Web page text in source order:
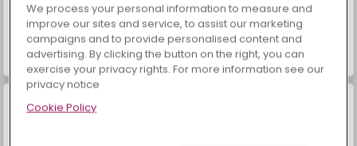
Büyük Mahjong Eşleme Trollface Quest: USA 2
We process your personal information to measure and
improve our sites and service, to assist our marketing
campaigns and to provide personalised content and
advertising. By clicking the button on the right, you can
exercise your privacy rights. For more information see our
privacy notice
Cookie Policy